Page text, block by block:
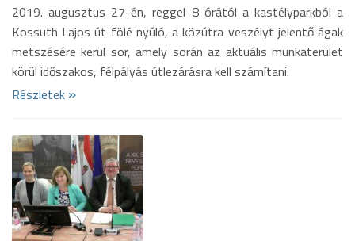
2019. augusztus 27-én, reggel 8 órától a kastélyparkból a
Kossuth Lajos út fölé nyúló, a közútra veszélyt jelentő ágak
metszésére kerül sor, amely során az aktuális munkaterület
körül időszakos, félpályás útlezárásra kell számítani.
Részletek »